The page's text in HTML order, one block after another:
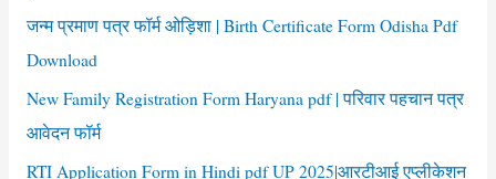
r
:
जन्म प्रमाण पत्र फॉर्म ओड़िशा | Birth Certificate Form Odisha Pdf
Download
New Family Registration Form Haryana pdf | परिवार पहचान पत्र
आवेदन फॉर्म
RTI Application Form in Hindi pdf UP 2025|आरटीआई एप्लीकेशन